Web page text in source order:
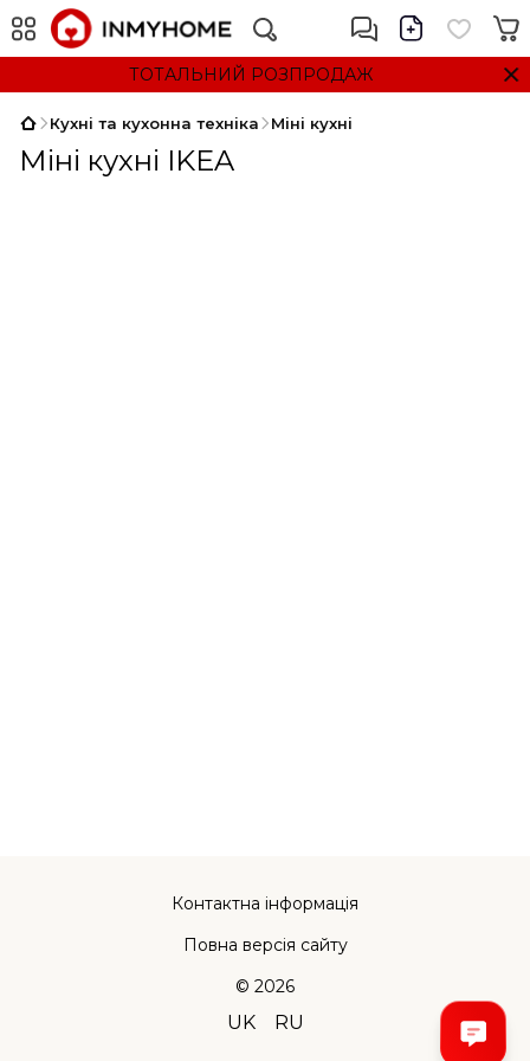
ТОТАЛЬНИЙ РОЗПРОДАЖ
Кухні та кухонна техніка Міні кухні
Міні кухні IKEA
Контактна інформація
Повна версія сайту
© 2026
UK RU